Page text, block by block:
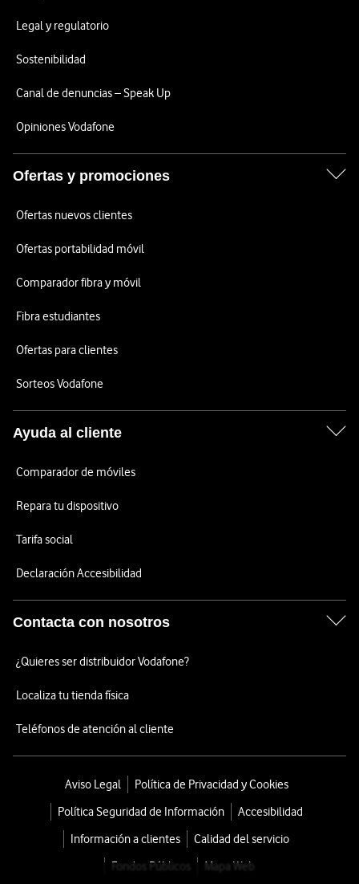
Legal y regulatorio
Sostenibilidad
Canal de denuncias – Speak Up
Opiniones Vodafone
Ofertas y promociones
Ofertas nuevos clientes
Ofertas portabilidad móvil
Comparador fibra y móvil
Fibra estudiantes
Ofertas para clientes
Sorteos Vodafone
Ayuda al cliente
Comparador de móviles
Repara tu dispositivo
Tarifa social
Declaración Accesibilidad
Contacta con nosotros
¿Quieres ser distribuidor Vodafone?
Localiza tu tienda física
Teléfonos de atención al cliente
Aviso Legal
Política de Privacidad y Cookies
Política Seguridad de Información
Accesibilidad
Información a clientes
Calidad del servicio
Fondos Públicos
Mapa Web